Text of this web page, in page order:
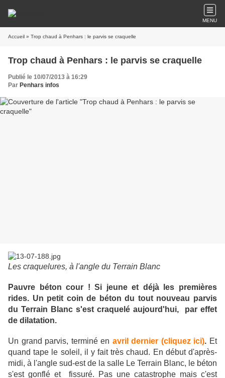
MENU
Accueil » Trop chaud à Penhars : le parvis se craquelle
Trop chaud à Penhars : le parvis se craquelle
Publié le 10/07/2013 à 16:29
Par Penhars infos
Les craquelures, à l'angle du Terrain Blanc
Pauvre béton cour ! Si jeune et déjà les premières
rides. Un petit coin de béton du tout nouveau parvis
du Terrain Blanc s'est craquelé aujourd'hui, par effet
de dilatation.
Un grand parvis, terminé en avril dernier (cliquez ici). Et
quand tape le soleil, il y fait très chaud. En début d'après-
midi, à l'angle sud-est de la salle Le Terrain Blanc, le béton
s'est gonflé et fissuré. Pas une catastrophe mais c'est